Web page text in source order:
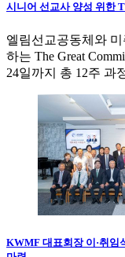
시니어 선교사 양성 위한
엘림선교공동체와
하는 The Great
24일까지 총 12주 과
KWMF 대표회장 이·취임